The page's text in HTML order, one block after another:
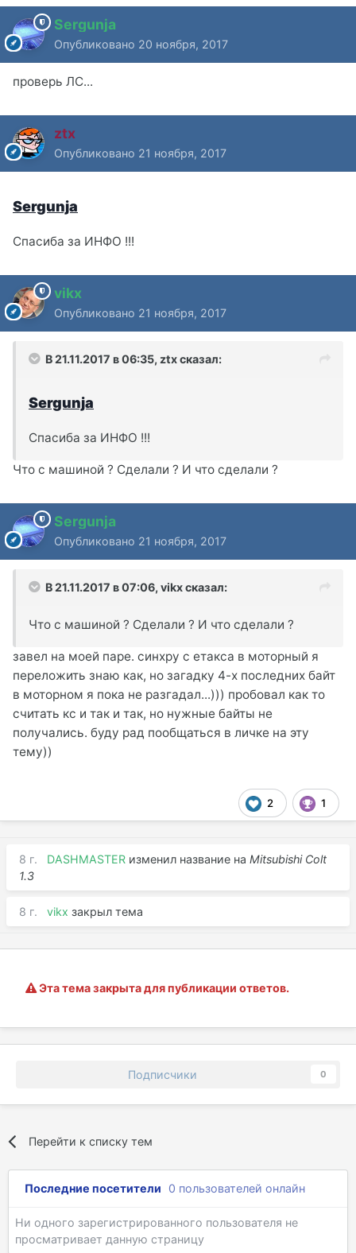
Sergunja
Опубликовано 20 ноября, 2017
проверь ЛС...
ztx
Опубликовано 21 ноября, 2017
Sergunja
Спасиба за ИНФО !!!
vikx
Опубликовано 21 ноября, 2017
В 21.11.2017 в 06:35, ztxсказал:
Sergunja
Спасиба за ИНФО !!!
Что с машиной ? Сделали ? И что сделали ?
Sergunja
Опубликовано 21 ноября, 2017
В 21.11.2017 в 07:06, vikxсказал:
Что с машиной ? Сделали ? И что сделали ?
завел на моей паре. синхру с етакса в моторный я
переложить знаю как, но загадку 4-х последних байт
в моторном я пока не разгадал...))) пробовал как то
считать кс и так и так, но нужные байты не
получались. буду рад пообщаться в личке на эту
тему))
2 1
8 г. DASHMASTER изменил название на Mitsubishi Colt
1.3
8 г. vikx закрыл тема
Эта тема закрыта для публикации ответов.
Подписчики 0
Перейти к списку тем
Последние посетители 0 пользователей онлайн
Ни одного зарегистрированного пользователя не
просматривает данную страницу